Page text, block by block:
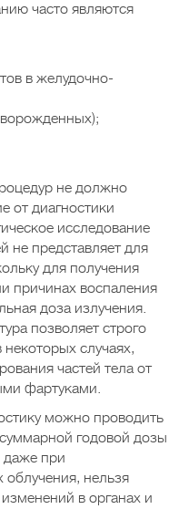
часто являются
в желудочно-
не должно
от диагностики
исследование
не представляет для
для получения
причинах воспаления
доза излучения.
позволяет строго
некоторых случаях,
частей тела от
фартуками.
можно проводить
годовой дозы
даже при
облучения, нельзя
в органах и